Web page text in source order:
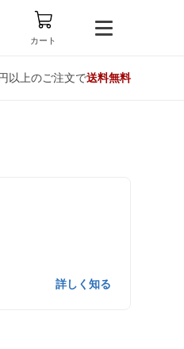
カート
以上のご注文で送料無料
詳しく知る